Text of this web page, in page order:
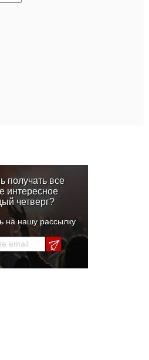
получать все
интересное
четверг?
на нашу рассылку